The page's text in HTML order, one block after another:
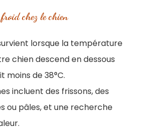
froid chez le chien
lorsque la température
chien descend en dessous
moins de 38°C.
incluent des frissons, des
ou pâles, et une recherche